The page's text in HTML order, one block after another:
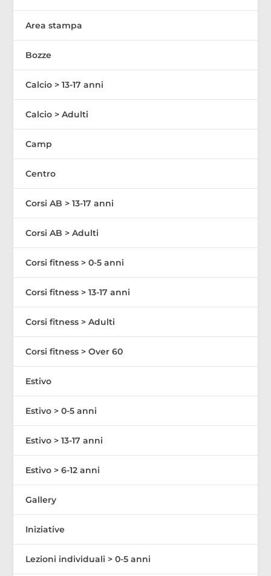
Area stampa
Bozze
Calcio > 13-17 anni
Calcio > Adulti
Camp
Centro
Corsi AB > 13-17 anni
Corsi AB > Adulti
Corsi fitness > 0-5 anni
Corsi fitness > 13-17 anni
Corsi fitness > Adulti
Corsi fitness > Over 60
Estivo
Estivo > 0-5 anni
Estivo > 13-17 anni
Estivo > 6-12 anni
Gallery
Iniziative
Lezioni individuali > 0-5 anni